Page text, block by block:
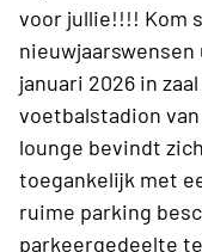
voor jullie!!!! Kom
januari 2026 in
voetbalstadion
lounge bevindt
toegankelijk met
ruime parking
parkeergedeelte